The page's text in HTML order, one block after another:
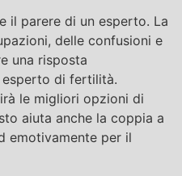
il parere di un esperto. La
delle confusioni e
una risposta
esperto di fertilità.
le migliori opzioni di
aiuta anche la coppia a
emotivamente per il